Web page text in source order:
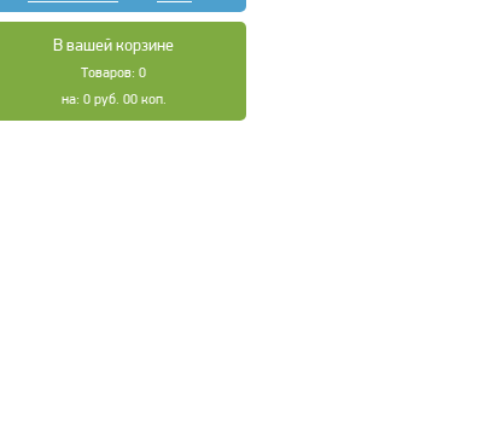
В вашей корзине
Товаров: 0
на: 0 руб. 00 коп.